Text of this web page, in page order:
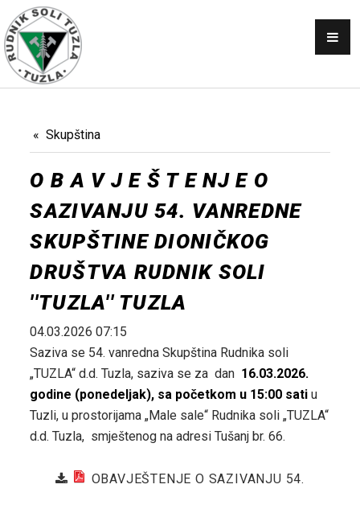
Skupština
O B A V J E Š T E NJ E O
SAZIVANJU 54. VANREDNE
SKUPŠTINE DIONIČKOG
DRUŠTVA RUDNIK SOLI
''TUZLA'' TUZLA
04.03.2026 07:15
Saziva se 54. vanredna Skupština Rudnika soli
„TUZLA“ d.d. Tuzla, saziva se za dan 16.03.2026.
godine (ponedeljak), sa početkom u 15:00 satiu
Tuzli, u prostorijama „Male sale“ Rudnika soli „TUZLA“
d.d. Tuzla, smještenog na adresi Tušanj br. 66.
OBAVJEŠTENJE O SAZIVANJU 54.
OBAVJEŠTENJA
SKUPŠTINA
NABAVKE
PRODAJA
GALERIJA
KONTAKT